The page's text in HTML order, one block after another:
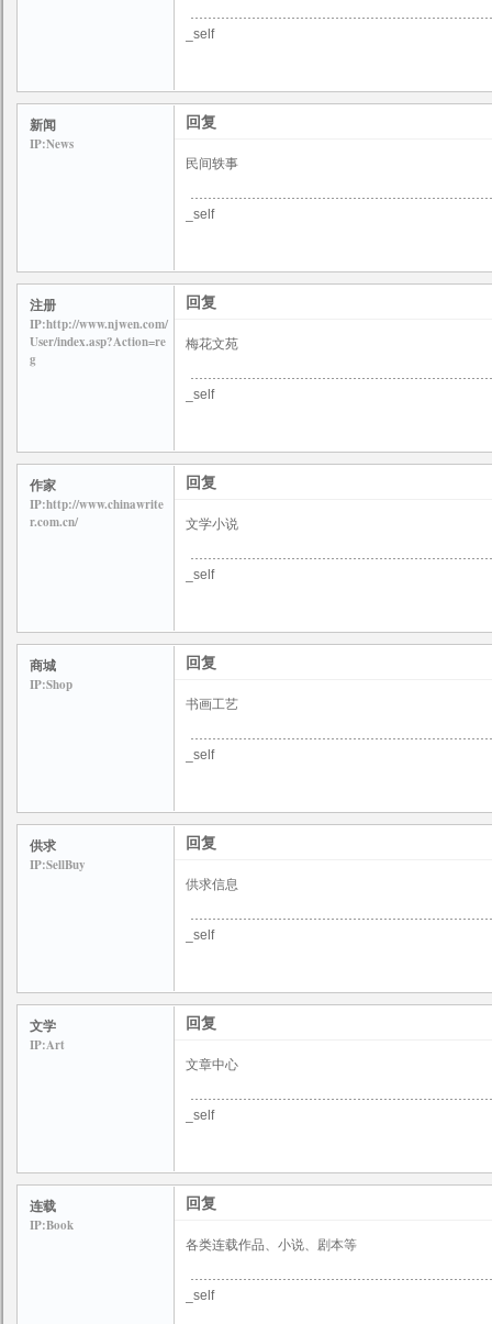
_self
新闻
IP:News
回复
民间轶事
_self
注册
IP:http://www.njwen.com/
User/index.asp?Action=re
g
回复
梅花文苑
_self
作家
IP:http://www.chinawrite
r.com.cn/
回复
文学小说
_self
商城
IP:Shop
回复
书画工艺
_self
供求
IP:SellBuy
回复
供求信息
_self
文学
IP:Art
回复
文章中心
_self
连载
IP:Book
回复
各类连载作品、小说、剧本等
_self